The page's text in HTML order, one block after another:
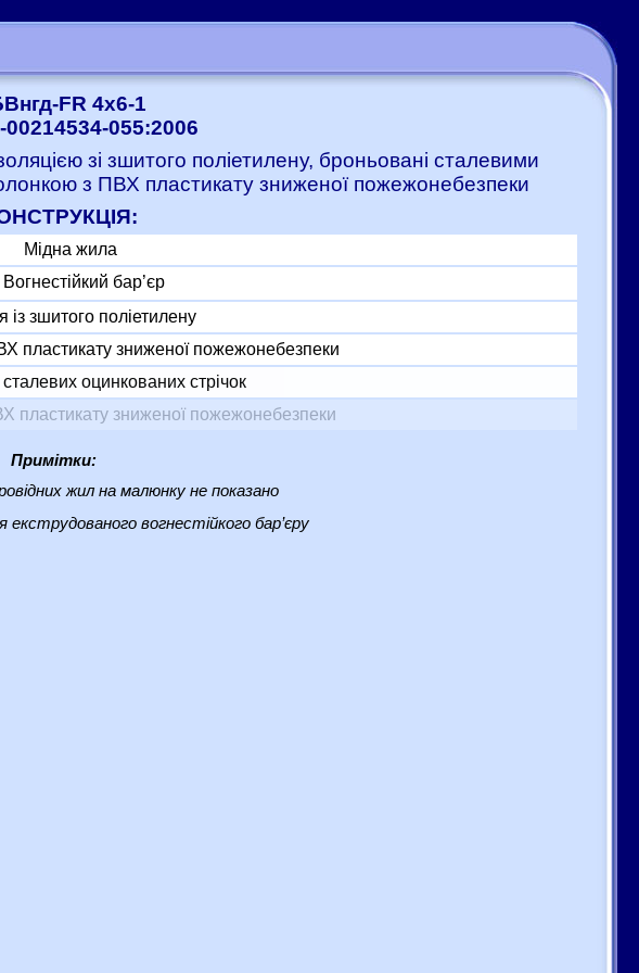
FR 4x6-1
055:2006
зі зшитого поліетилену, броньовані сталевими
з ПВХ пластикату зниженої пожежонебезпеки
Мідна жила
Вогнестійкий бар’єр
із зшитого поліетилену
пластикату зниженої пожежонебезпеки
оцинкованих стрічок
пластикату зниженої пожежонебезпеки
Примітки:
жил на малюнку не показано
вогнестійкого бар’єру